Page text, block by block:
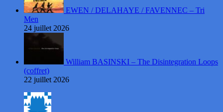
EWEN / DELAHAYE / FAVENNEC – Tri
Men
24 juillet 2026
William BASINSKI – The Disintegration Loops
(coffret)
22 juillet 2026